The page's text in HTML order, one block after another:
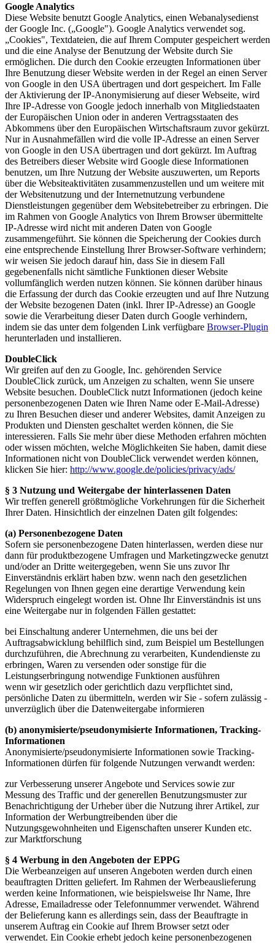
Google Analytics
Diese Website benutzt Google Analytics, einen Webanalysedienst
der Google Inc. („Google"). Google Analytics verwendet sog.
„Cookies", Textdateien, die auf Ihrem Computer gespeichert werden
und die eine Analyse der Benutzung der Website durch Sie
ermöglichen. Die durch den Cookie erzeugten Informationen über
Ihre Benutzung dieser Website werden in der Regel an einen Server
von Google in den USA übertragen und dort gespeichert. Im Falle
der Aktivierung der IP-Anonymisierung auf dieser Webseite, wird
Ihre IP-Adresse von Google jedoch innerhalb von Mitgliedstaaten
der Europäischen Union oder in anderen Vertragsstaaten des
Abkommens über den Europäischen Wirtschaftsraum zuvor gekürzt.
Nur in Ausnahmefällen wird die volle IP-Adresse an einen Server
von Google in den USA übertragen und dort gekürzt. Im Auftrag
des Betreibers dieser Website wird Google diese Informationen
benutzen, um Ihre Nutzung der Website auszuwerten, um Reports
über die Websiteaktivitäten zusammenzustellen und um weitere mit
der Websitenutzung und der Internetnutzung verbundene
Dienstleistungen gegenüber dem Websitebetreiber zu erbringen. Die
im Rahmen von Google Analytics von Ihrem Browser übermittelte
IP-Adresse wird nicht mit anderen Daten von Google
zusammengeführt. Sie können die Speicherung der Cookies durch
eine entsprechende Einstellung Ihrer Browser-Software verhindern;
wir weisen Sie jedoch darauf hin, dass Sie in diesem Fall
gegebenenfalls nicht sämtliche Funktionen dieser Website
vollumfänglich werden nutzen können. Sie können darüber hinaus
die Erfassung der durch das Cookie erzeugten und auf Ihre Nutzung
der Website bezogenen Daten (inkl. Ihrer IP-Adresse) an Google
sowie die Verarbeitung dieser Daten durch Google verhindern,
indem sie das unter dem folgenden Link verfügbare Browser-Plugin
herunterladen und installieren.
DoubleClick
Wir greifen auf den zu Google, Inc. gehörenden Service
DoubleClick zurück, um Anzeigen zu schalten, wenn Sie unsere
Website besuchen. DoubleClick nutzt Informationen (jedoch keine
personenbezogenen Daten wie Ihren Name oder E-Mail-Adresse)
zu Ihren Besuchen dieser und anderer Websites, damit Anzeigen zu
Produkten und Diensten geschaltet werden können, die Sie
interessieren. Falls Sie mehr über diese Methoden erfahren möchten
oder wissen möchten, welche Möglichkeiten Sie haben, damit diese
Informationen nicht von DoubleClick verwendet werden können,
klicken Sie hier: http://www.google.de/policies/privacy/ads/
§ 3 Nutzung und Weitergabe der hinterlassenen Daten
Wir treffen generell größtmögliche Vorkehrungen für die Sicherheit
Ihrer Daten. Hinsichtlich der einzelnen Daten gilt folgendes:
(a) Personenbezogene Daten
Sofern sie personenbezogene Daten hinterlassen, werden diese nur
dann für produktbezogene Umfragen und Marketingzwecke genutzt
und/oder an Dritte weitergegeben, wenn Sie uns zuvor Ihr
Einverständnis erklärt haben bzw. wenn nach den gesetzlichen
Regelungen von Ihnen gegen eine derartige Verwendung kein
Widerspruch eingelegt worden ist. Ohne Ihr Einverständnis ist uns
eine Weitergabe nur in folgenden Fällen gestattet:
bei Einschaltung anderer Unternehmen, die uns bei der
Auftragsabwicklung behilflich sind, zum Beispiel um Bestellungen
durchzuführen, die Abrechnung zu verarbeiten, Kundendienste zu
erbringen, Waren zu versenden oder sonstige für die
Leistungserbringung notwendige Funktionen ausführen
wenn wir gesetzlich oder gerichtlich dazu verpflichtet sind,
persönliche Daten zu übermitteln, werden wir Sie - sofern zulässig -
unverzüglich über die Datenweitergabe informieren
(b) anonymisierte/pseudonymisierte Informationen, Tracking-
Informationen
Anonymisierte/pseudonymisierte Informationen sowie Tracking-
Informationen dürfen für folgende Nutzungen verwandt werden:
zur Verbesserung unserer Angebote und Services sowie zur
Messung des Traffic und der generellen Benutzungsmuster zur
Benachrichtigung der Urheber über die Nutzung ihrer Artikel, zur
Information der Werbungtreibenden über die
Nutzungsgewohnheiten und Eigenschaften unserer Kunden etc.
zur Marktforschung
§ 4 Werbung in den Angeboten der EPPG
Die Werbeanzeigen auf unseren Angeboten werden durch einen
beauftragten Dritten geliefert. Im Rahmen der Werbeauslieferung
werden keine Informationen, wie beispielsweise Ihr Name, Ihre
Adresse, Emailadresse oder Telefonnummer verwendet. Während
der Belieferung kann es allerdings sein, dass der Beauftragte in
unserem Auftrag ein Cookie auf Ihrem Browser setzt oder
verwendet. Ein Cookie erhebt jedoch keine personenbezogenen